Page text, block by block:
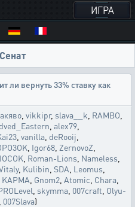
ИГРА
Сенат
ли вернуть 33% ставку как
vikkipr, slava__k RAMBO
alex79
vanilla deRooij
Igor68 ZernovoZ
Roman-Lions Nameless
, Kulibin SDA Leomus
KAPMA Gnom2 Atomic Chara
skymma 007craft Olyu-
007Slava)